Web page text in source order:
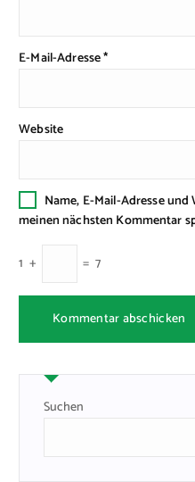
E-Mail-Adresse*
Website
Name, E-Mail-Adresse
meinen nächsten Kommentar
1 + = 7
Suchen